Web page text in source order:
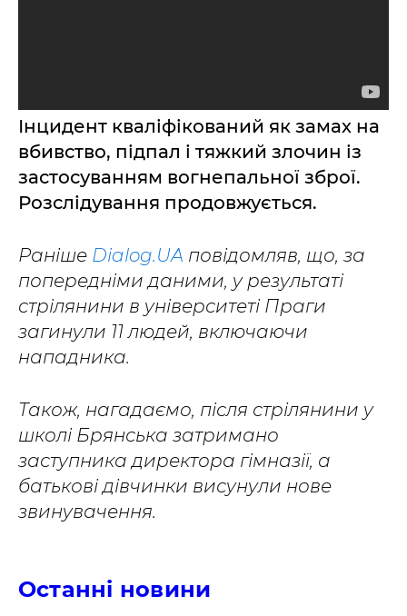
Інцидент кваліфікований як замах на
вбивство, підпал і тяжкий злочин із
застосуванням вогнепальної зброї.
Розслідування продовжується.
Раніше Dialog.UA повідомляв, що, за
попередніми даними, у результаті
стрілянини в університеті Праги
загинули 11 людей, включаючи
нападника.
Також, нагадаємо, після стрілянини у
школі Брянська затримано
заступника директора гімназії, а
батькові дівчинки висунули нове
звинувачення.
Останні новини